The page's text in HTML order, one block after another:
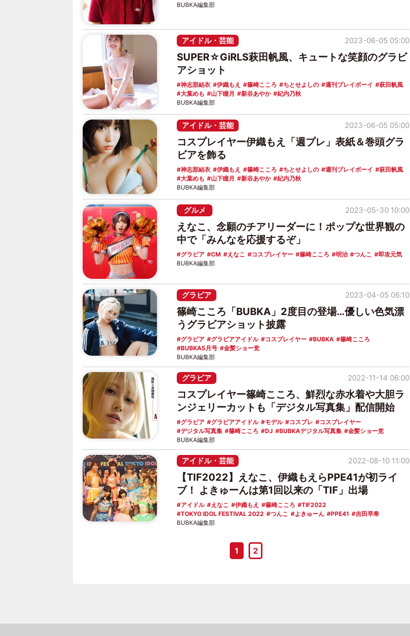
BUBKA編集部
アイドル・芸能
SUPER☆GiRLS萩田帆風、キュートな笑顔のグラビ
アショット
神志那結衣 伊織もえ 篠崎こころ ちとせよしの 週刊プレイボーイ
萩田帆風
大葉めも
山下瞳月 新谷あやか 紀内乃秋
2023-06-05 05:00
BUBKA編集部
アイドル・芸能
コスプレイヤー伊織もえ「週プレ」表紙＆巻頭グラ
ビアを飾る
神志那結衣 伊織もえ 篠崎こころ ちとせよしの 週刊プレイボーイ
萩田帆風
大葉めも
山下瞳月 新谷あやか 紀内乃秋
2023-06-05 05:00
BUBKA編集部
グルメ
えなこ、念願のチアリーダーに！ポップな世界観の
中で「みんなを応援するぞ」
グラビア CM えなこ コスプレイヤー 篠崎こころ 明治 つんこ 即攻元気
2023-05-30 10:00
BUBKA編集部
グラビア
篠崎こころ「BUBKA」2度目の登場…優しい色気漂
うグラビアショット披露
グラビア グラビアアイドル コスプレイヤー BUBKA
篠崎こころ
BUBKA5月号
金髪ショー党
2023-04-05 06:10
BUBKA編集部
グラビア
コスプレイヤー篠崎こころ、鮮烈な赤水着や大胆ラ
ンジェリーカットも「デジタル写真集」配信開始
グラビア グラビアアイドル モデル コスプレ
コスプレイヤー
デジタル写真集
篠崎こころ DJ BUBKAデジタル写真集 金髪ショー党
2022-11-14 06:00
BUBKA編集部
アイドル・芸能
【TIF2022】えなこ、伊織もえらPPE41が初ライ
ブ！ よきゅーんは第1回以来の「TIF」出場
アイドル えなこ 伊織もえ 篠崎こころ
TIF2022
TOKYO IDOL FESTIVAL 2022
つんこ よきゅーん PPE41 吉田早希
2022-08-10 11:00
BUBKA編集部
1 2